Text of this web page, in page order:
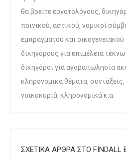
θα βρείτε εργατολόγους,
ποινικού, αστικού, νομικοί
εμπράγματου και
δικηγόρους για επιμέλεια
δικηγόροι για αγοραπωλησία
κληρονομικά θέματα,
νοικοκυριά, κληρονομικά κ.α.
ΣΧΕΤΙΚΑ ΑΡΘΡΑ ΣΤΟ FINDALL